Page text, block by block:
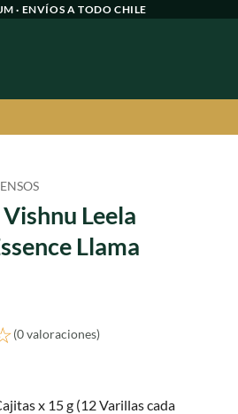
· ENVÍOS A TODO CHILE
Leela
Llama
(0 valoraciones)
x 15 g (12 Varillas cada